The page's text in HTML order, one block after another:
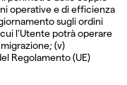
operative e di efficienza
sugli ordini
l’Utente potrà operare
(v)
Regolamento (UE)